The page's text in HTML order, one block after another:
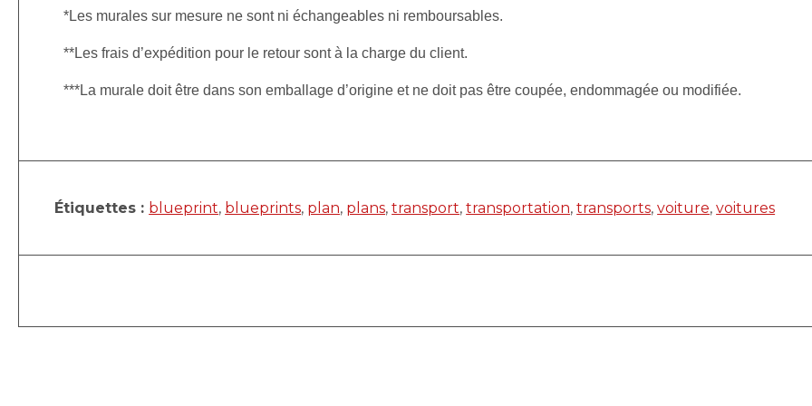
*Les murales sur mesure ne sont ni échangeables ni remboursables.
**Les frais d’expédition pour le retour sont à la charge du client.
***La murale doit être dans son emballage d’origine et ne doit pas être coupée, endommagée ou modifiée.
Étiquettes : blueprint, blueprints, plan, plans,transport,transportation,transports,voiture,voitures